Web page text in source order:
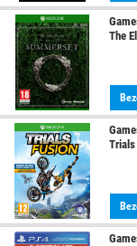
The
Trials